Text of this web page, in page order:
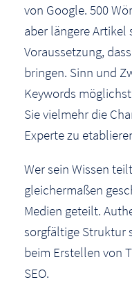
von Google. 500
aber längere Artikel
Voraussetzung,
bringen. Sinn und
Keywords
Sie vielmehr die
Experte zu
Wer sein Wissen
gleichermaßen
Medien geteilt.
sorgfältige Struktur
beim Erstellen von
SEO.